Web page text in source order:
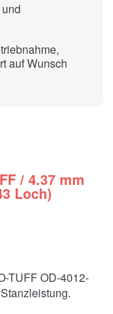
auf Wunsch
/ 4.37 mm
Loch)
TUFF OD-4012-